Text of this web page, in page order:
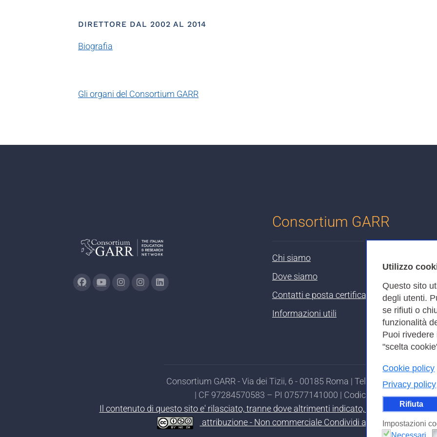
Utilizzo
Questo sito
degli utenti.
se rifiuti o
funzionalità
Puoi
"scelta
Cookie policy
Privacy policy
Rifiuta
Impostazioni
Necessari
DIRETTORE DAL 2002 AL 2014
Biografia
Gli organi del Consortium GARR
Consortium GARR
Chi siamo
Dove siamo
Contatti e posta certificata
Informazioni utili
Consortium GARR - Via dei Tizii, 6 - 00185 Roma | Tel. 0649622000 -
| CF 97284570583 – PI 07577141000 | Codice Destinatario
Il contenuto di questo sito e' rilasciato, tranne dove altrimenti indicato, secondo i termini
attribuzione - Non commerciale Condividi allo stesso modo